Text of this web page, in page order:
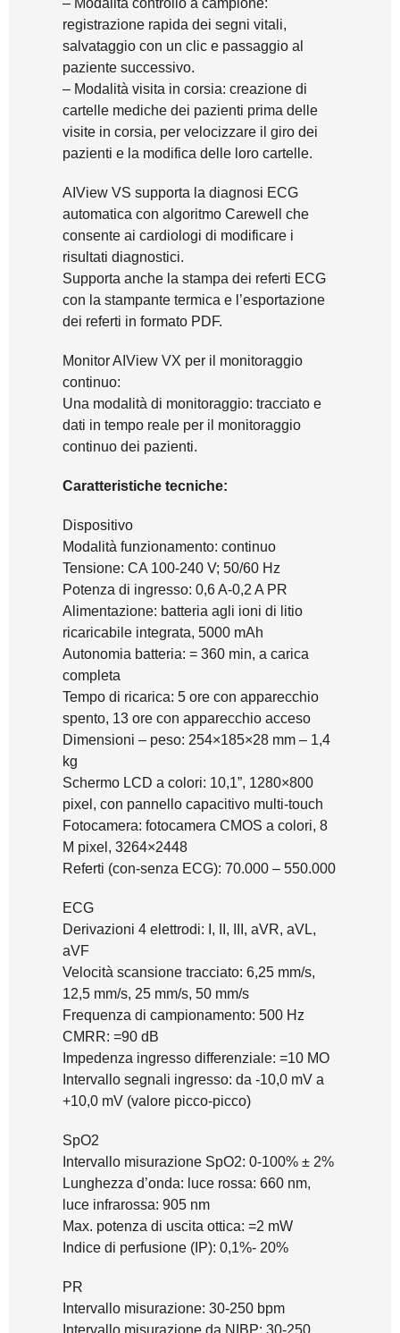
– Modalità controllo a campione:
registrazione rapida dei segni vitali,
salvataggio con un clic e passaggio al
paziente successivo.
– Modalità visita in corsia: creazione di
cartelle mediche dei pazienti prima delle
visite in corsia, per velocizzare il giro dei
pazienti e la modifica delle loro cartelle.
AIView VS supporta la diagnosi ECG
automatica con algoritmo Carewell che
consente ai cardiologi di modificare i
risultati diagnostici.
Supporta anche la stampa dei referti ECG
con la stampante termica e l’esportazione
dei referti in formato PDF.
Monitor AIView VX per il monitoraggio
continuo:
Una modalità di monitoraggio: tracciato e
dati in tempo reale per il monitoraggio
continuo dei pazienti.
Caratteristiche tecniche:
Dispositivo
Modalità funzionamento: continuo
Tensione: CA 100-240 V; 50/60 Hz
Potenza di ingresso: 0,6 A-0,2 A PR
Alimentazione: batteria agli ioni di litio
ricaricabile integrata, 5000 mAh
Autonomia batteria: = 360 min, a carica
completa
Tempo di ricarica: 5 ore con apparecchio
spento, 13 ore con apparecchio acceso
Dimensioni – peso: 254×185×28 mm – 1,4
kg
Schermo LCD a colori: 10,1”, 1280×800
pixel, con pannello capacitivo multi-touch
Fotocamera: fotocamera CMOS a colori, 8
M pixel, 3264×2448
Referti (con-senza ECG): 70.000 – 550.000
ECG
Derivazioni 4 elettrodi: I, II, III, aVR, aVL,
aVF
Velocità scansione tracciato: 6,25 mm/s,
12,5 mm/s, 25 mm/s, 50 mm/s
Frequenza di campionamento: 500 Hz
CMRR: =90 dB
Impedenza ingresso differenziale: =10 MO
Intervallo segnali ingresso: da -10,0 mV a
+10,0 mV (valore picco-picco)
SpO2
Intervallo misurazione SpO2: 0-100% ± 2%
Lunghezza d’onda: luce rossa: 660 nm,
luce infrarossa: 905 nm
Max. potenza di uscita ottica: =2 mW
Indice di perfusione (IP): 0,1%- 20%
PR
Intervallo misurazione: 30-250 bpm
Intervallo misurazione da NIBP: 30-250